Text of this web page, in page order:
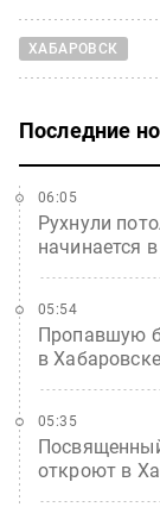
ХАБАРОВСК
Последние
Рухнули
начинается
06:05
Пропавшую
в Хабаровске
05:54
откроют в
05:35